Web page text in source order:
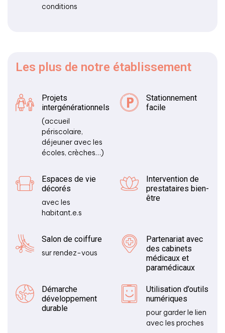
conditions
Les plus de notre établissement
Projets
intergénérationnels
(accueil
périscolaire,
déjeuner avec les
écoles, crèches…)
Stationnement
facile
Espaces de vie
décorés
avec les
habitant.e.s
Intervention de
prestataires bien-
être
Salon de coiffure
sur rendez-vous
Partenariat avec
des cabinets
médicaux et
paramédicaux
Démarche
développement
durable
Utilisation d’outils
numériques
pour garder le lien
avec les proches